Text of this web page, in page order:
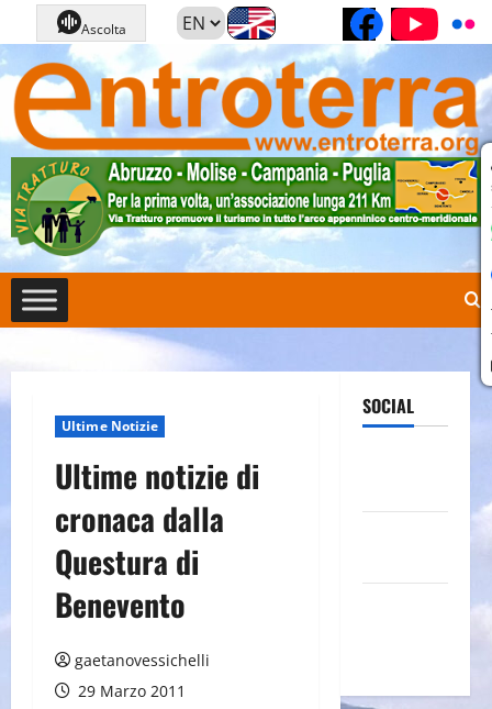
al
contenuto
Pagina
Ultime Notizie
Ultime notizie di
cronaca dalla
Questura di
Benevento
gaetanovessichelli
29 Marzo 2011
SOCIAL
Ascolta